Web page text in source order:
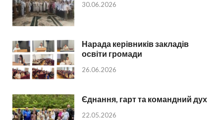
30.06.2026
Нарада керівників закладів
освіти громади
26.06.2026
Єднання, гарт та командний дух
22.05.2026